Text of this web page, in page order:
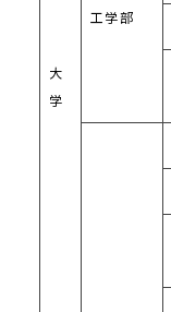
大
学
工学部